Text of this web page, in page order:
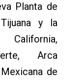
Planta de
y la
Arca
de